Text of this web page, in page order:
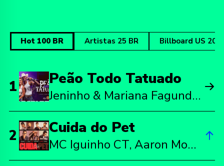
Hot 100 BR Artistas 25 BR Billboard US 200
1 Peão Todo Tatuado
Jeninho & Mariana Fagundes, Jeninho, Mariana Fagundes
2 Cuida do Pet
MC Iguinho CT, Aaron Modesto, MC Negão Original, Oldilla, Du\'L, MC Willian, DJ Aladin GDB